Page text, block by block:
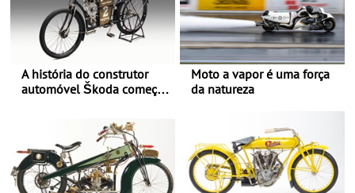
A história do construtor
automóvel Škoda começou
Moto a vapor é uma força
da natureza